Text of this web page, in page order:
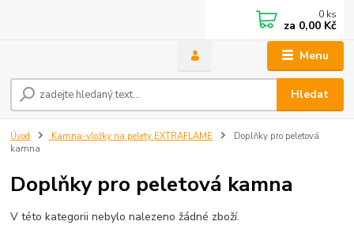
Menu
Hledat
0 ks
za 0,00 Kč
Úvod Kamna-vložky na pelety EXTRAFLAME
Doplňky pro peletová
kamna
Doplňky pro peletová kamna
V této kategorii nebylo nalezeno žádné zboží.